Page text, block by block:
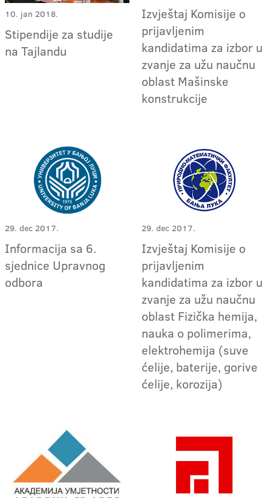
10. jan 2018.
Stipendije za studije
na Tajlandu
Izvještaj Komisije o
prijavljenim
kandidatima za izbor u
zvanje za užu naučnu
oblast Mašinske
konstrukcije
29. dec 2017.
Informacija sa 6.
sjednice Upravnog
odbora
29. dec 2017.
Izvještaj Komisije o
prijavljenim
kandidatima za izbor u
zvanje za užu naučnu
oblast Fizička hemija,
nauka o polimerima,
elektrohemija (suve
ćelije, baterije, gorive
ćelije, korozija)